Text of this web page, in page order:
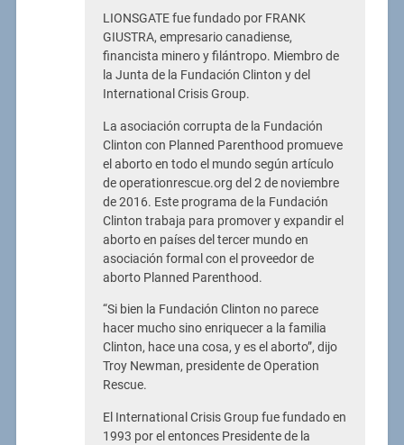
LIONSGATE fue fundado por FRANK
GIUSTRA, empresario canadiense,
financista minero y filántropo. Miembro de
la Junta de la Fundación Clinton y del
International Crisis Group.
La asociación corrupta de la Fundación
Clinton con Planned Parenthood promueve
el aborto en todo el mundo según artículo
de operationrescue.org del 2 de noviembre
de 2016. Este programa de la Fundación
Clinton trabaja para promover y expandir el
aborto en países del tercer mundo en
asociación formal con el proveedor de
aborto Planned Parenthood.
“Si bien la Fundación Clinton no parece
hacer mucho sino enriquecer a la familia
Clinton, hace una cosa, y es el aborto”, dijo
Troy Newman, presidente de Operation
Rescue.
El International Crisis Group fue fundado en
1993 por el entonces Presidente de la